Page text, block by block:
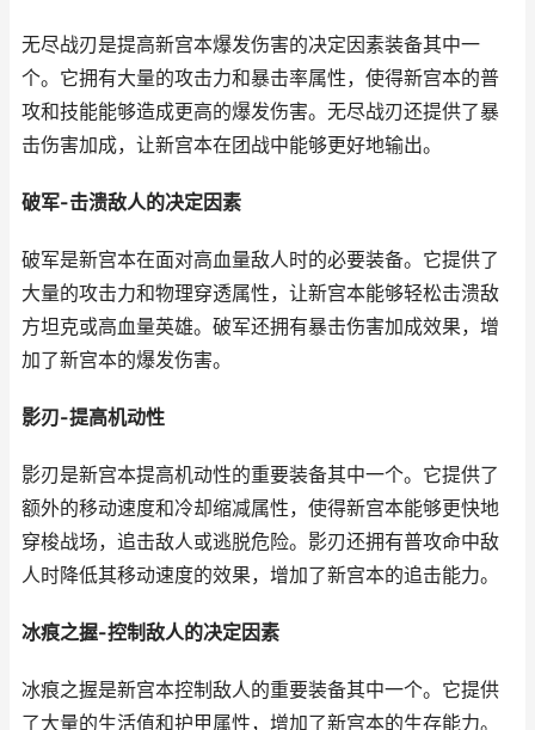
无尽战刃是提高新宫本爆发伤害的决定因素装备其中一
个。它拥有大量的攻击力和暴击率属性，使得新宫本的普
攻和技能能够造成更高的爆发伤害。无尽战刃还提供了暴
击伤害加成，让新宫本在团战中能够更好地输出。
破军-击溃敌人的决定因素
破军是新宫本在面对高血量敌人时的必要装备。它提供了
大量的攻击力和物理穿透属性，让新宫本能够轻松击溃敌
方坦克或高血量英雄。破军还拥有暴击伤害加成效果，增
加了新宫本的爆发伤害。
影刃-提高机动性
影刃是新宫本提高机动性的重要装备其中一个。它提供了
额外的移动速度和冷却缩减属性，使得新宫本能够更快地
穿梭战场，追击敌人或逃脱危险。影刃还拥有普攻命中敌
人时降低其移动速度的效果，增加了新宫本的追击能力。
冰痕之握-控制敌人的决定因素
冰痕之握是新宫本控制敌人的重要装备其中一个。它提供
了大量的生活值和护甲属性，增加了新宫本的生存能力。